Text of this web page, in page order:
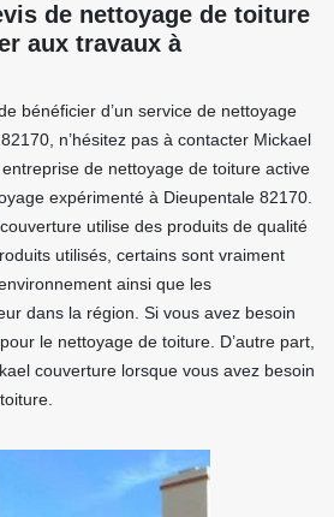
de nettoyage de toiture
aux travaux à
bénéficier d’un service de nettoyage
n’hésitez pas à contacter Mickael
de nettoyage de toiture active
expérimenté à Dieupentale 82170.
utilise des produits de qualité
utilisés, certains sont vraiment
ainsi que les
dans la région. Si vous avez besoin
le nettoyage de toiture. D’autre part,
couverture lorsque vous avez besoin